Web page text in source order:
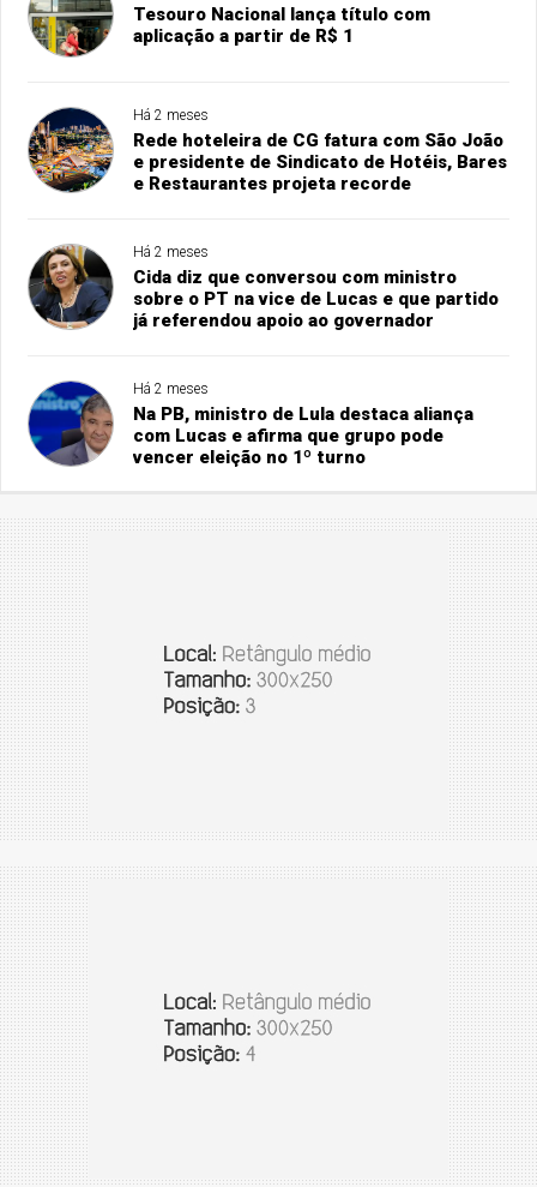
Tesouro Nacional lança título com
aplicação a partir de R$ 1
Há 2 meses
Rede hoteleira de CG fatura com São João
e presidente de Sindicato de Hotéis, Bares
e Restaurantes projeta recorde
Há 2 meses
Cida diz que conversou com ministro
sobre o PT na vice de Lucas e que partido
já referendou apoio ao governador
Há 2 meses
Na PB, ministro de Lula destaca aliança
com Lucas e afirma que grupo pode
vencer eleição no 1º turno